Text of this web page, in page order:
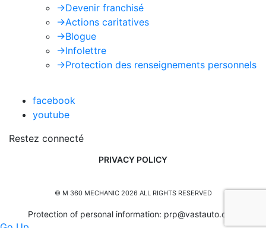
->Devenir franchisé
->Actions caritatives
->Blogue
->Infolettre
->Protection des renseignements personnels
facebook
youtube
Restez connecté
PRIVACY POLICY
© M 360 MECHANIC 2026 ALL RIGHTS RESERVED
Protection of personal information: prp@vastauto.com